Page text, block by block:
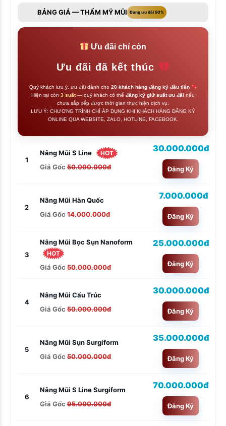
BẢNG GIÁ — THẨM MỸ MŨI Đang ưu đãi 50%
Ưu đãi chỉ còn
Ưu đãi đã kết thúc
Quý khách lưu ý, ưu đãi dành cho 20 khách hàng đăng ký đầu tiên
Hiện tại còn 3 suất— quý khách có thể đăng ký giữ suất ưu đãi nếu
chưa sắp xếp được thời gian thực hiện dịch vụ.
LƯU Ý: CHƯƠNG TRÌNH CHỈ ÁP DỤNG KHI KHÁCH HÀNG ĐĂNG KÝ
ONLINE QUA WEBSITE, ZALO, HOTLINE, FACEBOOK.
1
Nâng Mũi S Line HOT
Giá Gốc 50.000.000đ
30.000.000đ
Đăng Ký
2
Nâng Mũi Hàn Quốc
Giá Gốc 14.000.000đ
7.000.000đ
Đăng Ký
3
Nâng Mũi Bọc Sụn Nanoform
HOT
Giá Gốc 50.000.000đ
25.000.000đ
Đăng Ký
4
Nâng Mũi Cấu Trúc
Giá Gốc 50.000.000đ
30.000.000đ
Đăng Ký
5
Nâng Mũi Sụn Surgiform
Giá Gốc 50.000.000đ
35.000.000đ
Đăng Ký
6
Nâng Mũi S Line Surgiform
Giá Gốc 95.000.000đ
70.000.000đ
Đăng Ký